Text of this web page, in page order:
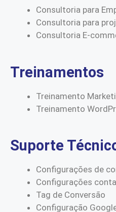
Consultoria para
Consultoria para
Consultoria E-
Treinamentos
Treinamento
Treinamento
Suporte
Configurações de
Configurações
Tag de Conversão
Configuração